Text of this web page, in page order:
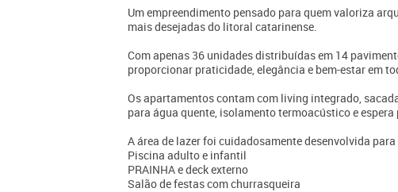
Um empreendimento pensado para quem valoriza
mais desejadas do litoral catarinense.
Com apenas 36 unidades distribuídas em 14
proporcionar praticidade, elegância e bem-estar em
Os apartamentos contam com living integrado,
para água quente, isolamento termoacústico e
A área de lazer foi cuidadosamente desenvolvida
Piscina adulto e infantil
PRAINHA e deck externo
Salão de festas com churrasqueira